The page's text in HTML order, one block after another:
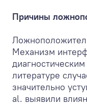
Причины
Механизм
литературе
значительно
al. выявили